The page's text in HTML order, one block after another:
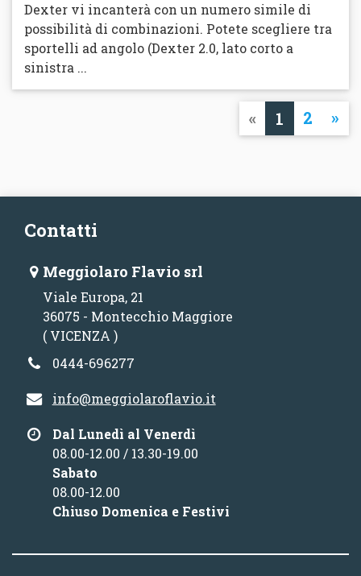
Dexter vi incanterà con un numero simile di
possibilità di combinazioni. Potete scegliere tra
sportelli ad angolo (Dexter 2.0, lato corto a
sinistra ...
« 1 2 »
Contatti
Meggiolaro Flavio srl
Viale Europa, 21
36075 - Montecchio Maggiore
( VICENZA )
0444-696277
info@meggiolaroflavio.it
Dal Lunedì al Venerdì
08.00-12.00 / 13.30-19.00
Sabato
08.00-12.00
Chiuso Domenica e Festivi